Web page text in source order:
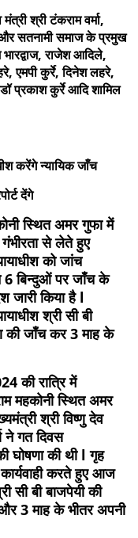
श्री टंकराम वर्मा,
और सतनामी समाज के प्रमुख
भारद्वाज, राजेश आदिले,
एमपी कुर्रे, दिनेश लहरे,
प्रकाश कुर्रे आदि शामिल
करेंगे न्यायिक जाँच
देंगे
स्थित अमर गुफा में
से लेते हुए
को जांच
6 बिन्दुओं पर जाँच के
जारी किया है l
श्री सी बी
की जाँच कर 3 माह के
की रात्रि में
महकोनी स्थित अमर
श्री विष्णु देव
ने गत दिवस
घोषणा की थी l गृह
करते हुए आज
सी बी बाजपेयी की
3 माह के भीतर अपनी